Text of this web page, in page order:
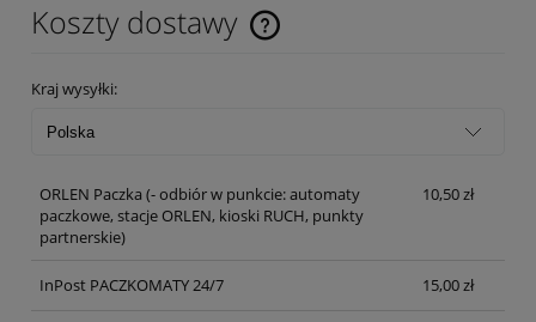
Koszty dostawy
Cena nie zawiera ewentualnych kosztów płatności
Kraj wysyłki:
ORLEN Paczka (- odbiór w punkcie: automaty
paczkowe, stacje ORLEN, kioski RUCH, punkty
partnerskie)
10,50 zł
InPost PACZKOMATY 24/7 15,00 zł